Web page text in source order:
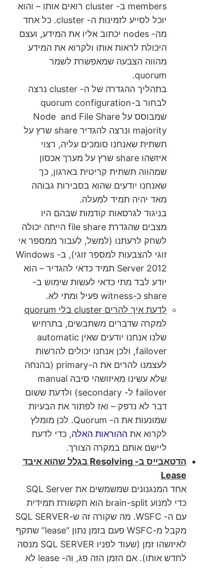
members ב- cluster רואים אותו – והוא
יוכל לסייע לזמינות ה- cluster. כל אחד
מה- nodes יכתוב אליו את המידע, ועצם
היכולת לראות אותו ולקרוא את המידע
מהווה הצבעה שמאפשרת לשמר
quorum.
בתהליך ההגדרה של ה- cluster נרצה
לבחור ב-quorum configuration
שמבוסס על Node and File Share
majority ונרצה להגדיר share שרץ על
תשתית שאנחנו סומכים עליה, רצוי
איזשהו share שרץ על מערך אכסון
שמהווה תשתית קריטית בארגון, כך
שאנחנו יודעים שהוא בסבירות גבוהה
מאד יהיה תמיד למעלה.
בניגוד לגרסאות קודמות שבהם היו
מצבים שהגדרת file share הייתה יכולה
לשחק לרעתנו (למשל, לעבור ממספר אי
זוגי להצבעות למספר זוגי), ב- Windows
Server 2012 תמיד כדאי להגדיר – הוא
יודע לבד מתי כדאי לעשות שימוש ב-
share כ-witness פעיל ומתי לא.
לדעת איך להרים cluster בלי quorum
למקרה שדברים משתבשים, בתרחיש
שלנו אנחנו יודעים שאין automatic
failover, ולכן אנחנו יכולים להרשות
לעצמנו להרים את ה-primary (בהנחה
שלא עשינו מאיזושהי סיבה manual
failover ל- secondary) ולדעת ששום
דבר לא נדפק – ואז לפתור את הבעיות
שמונעות את ה- Quorum. לכן מומלץ
לקרוא את ההוראות האלה, כדי לדעת
ליישם אותם במקרה הצורך.
הדטאבייס ב- Resolving בגלל שהוא איבד
Lease
אחד המנגנונים שמשמשים את SQL Server
כדי למנוע brain-split הוא תקשורת תמידית
עם ה- WSFC. מה שקורה זה ש-SQL SERVER
מקבל מ-WSFC פעם בזמן נתון “lease” שתקף
לאיזשהו זמן (שעוד לפניו SQL SERVER מנסה
לחדש אותו). אם הזמן הזה פג, וה- lease לא